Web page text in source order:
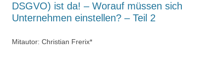
DSGVO) ist da! – Worauf müssen sich
Unternehmen einstellen? – Teil 2
Mitautor: Christian Frerix*